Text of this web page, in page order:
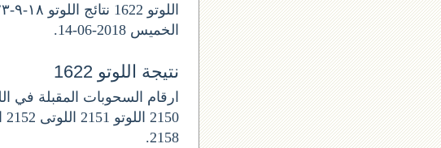
الخميس 2018-06-14.
نتيجة اللوتو 1622
2158.